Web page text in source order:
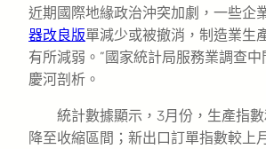
近期國際地緣政治沖突加劇，一些企
器改良版單減少或被撤消，制造業生
有所減弱。”國家統計局服務業調查
慶河剖析。
統計數據顯示，3月份，生產指
降至收縮區間；新出口訂單指數較上